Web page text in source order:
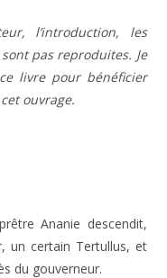
l’introduction, les
pas reproduites. Je
livre pour bénéficier
ouvrage.
Ananie descendit,
un certain Tertullus, et
du gouverneur.